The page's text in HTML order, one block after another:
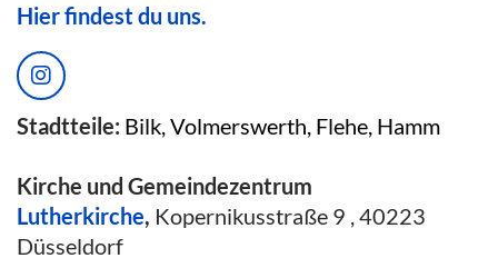
Hier findest du uns.
Stadtteile: Bilk, Volmerswerth, Flehe, Hamm
Kirche und Gemeindezentrum
Lutherkirche, Kopernikusstraße 9 , 40223
Düsseldorf